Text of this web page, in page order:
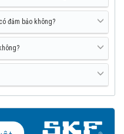
đảm bảo không?